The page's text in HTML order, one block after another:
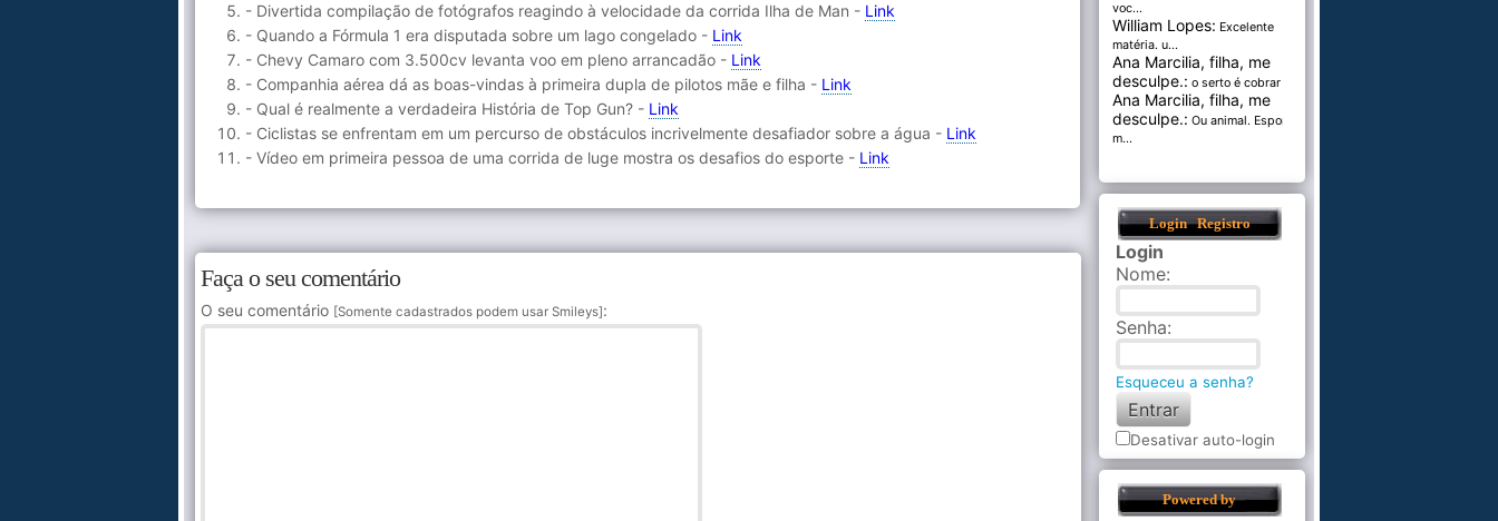
- Divertida compilação de fotógrafos reagindo à velocidade da corrida Ilha de Man - Link
- Quando a Fórmula 1 era disputada sobre um lago congelado - Link
- Chevy Camaro com 3.500cv levanta voo em pleno arrancadão - Link
- Companhia aérea dá as boas-vindas à primeira dupla de pilotos mãe e filha - Link
- Qual é realmente a verdadeira História de Top Gun? - Link
- Ciclistas se enfrentam em um percurso de obstáculos incrivelmente desafiador sobre a água - Link
- Vídeo em primeira pessoa de uma corrida de luge mostra os desafios do esporte - Link
Faça o seu comentário
O seu comentário [Somente cadastrados podem usar Smileys] :
voc...
William Lopes: Excelente
matéria. u...
Ana Marcilia, filha, me
desculpe.: o serto é cobrar pel...
Ana Marcilia, filha, me
desculpe.: Ou animal. Esponja
m...
Login Registro
Login
Nome:
Senha:
Esqueceu a senha?
Desativar auto-login
Powered by